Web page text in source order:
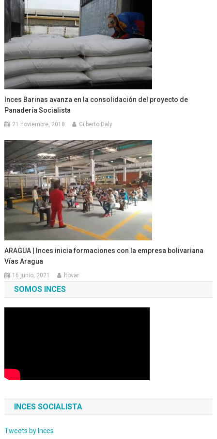
Inces Barinas avanza en la consolidación del proyecto de
Panadería Socialista
21 noviembre, 2018 Gilberto Daly
ARAGUA | Inces inicia formaciones con la empresa bolivariana
Vías Aragua
16 junio, 2021 ltovar
SOMOS INCES
INCES SOCIALISTA
Tweets by Inces